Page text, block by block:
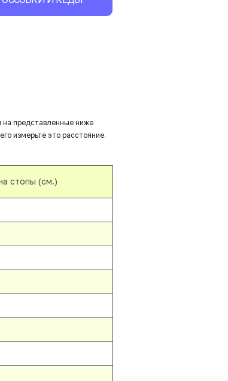
на представленные ниже
измерьте это расстояние.
стопы (см.)